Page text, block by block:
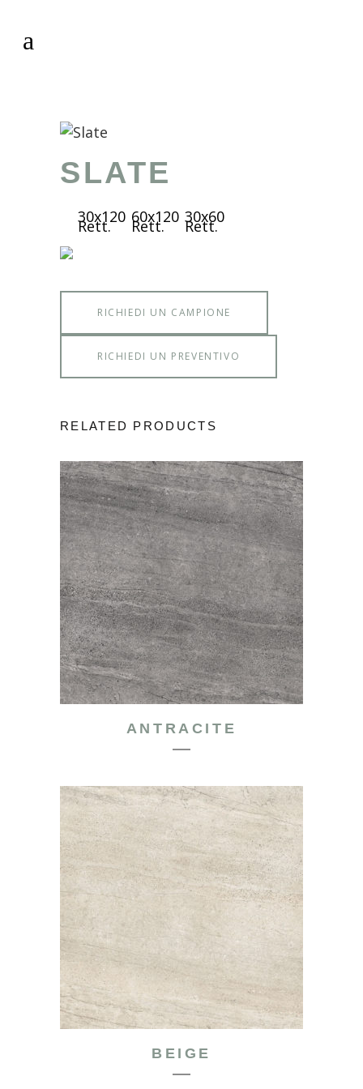
SLATE
30x120
Rett. 60x120
Rett. 30x60
Rett.
RICHIEDI UN CAMPIONE
RICHIEDI UN PREVENTIVO
RELATED PRODUCTS
ANTRACITE
BEIGE